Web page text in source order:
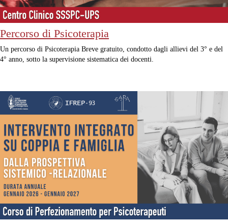
Percorso di Psicoterapia
Un percorso di Psicoterapia Breve gratuito, condotto dagli allievi del 3° e del
4° anno, sotto la supervisione sistematica dei docenti.